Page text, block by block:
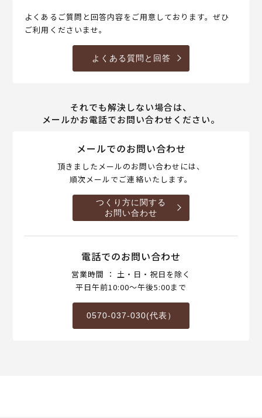
よくあるご質問と回答内容をご用意しております。ぜひ
ご利用くださいませ。
よくある質問と回答
それでも解決しない場合は、
メールかお電話でお問い合わせください。
メールでのお問い合わせ
頂きましたメールのお問い合わせには、
順次メールでご連絡いたします。
つくり方に関する
お問い合わせ
電話でのお問い合わせ
営業時間 ： 土・日・祝日を除く
平日午前10:00～午後5:00まで
0570-037-030(代表）